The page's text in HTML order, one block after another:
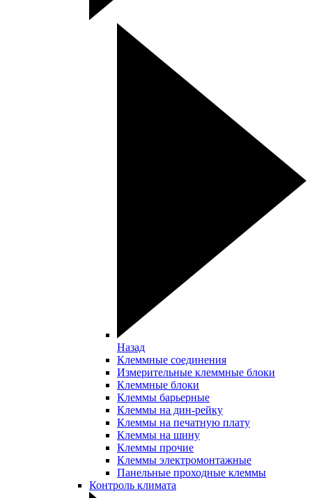
Назад
Клеммные соединения
Измерительные клеммные блоки
Клеммные блоки
Клеммы барьерные
Клеммы на дин-рейку
Клеммы на печатную плату
Клеммы на шину
Клеммы прочие
Клеммы электромонтажные
Панельные проходные клеммы
Контроль климата